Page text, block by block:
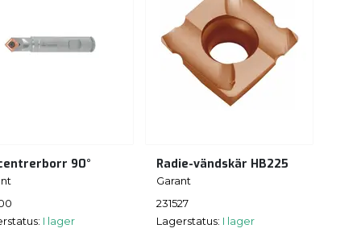
90°
I lager
Radie-vändskär HB225
Garant
231527
Lagerstatus: I lager